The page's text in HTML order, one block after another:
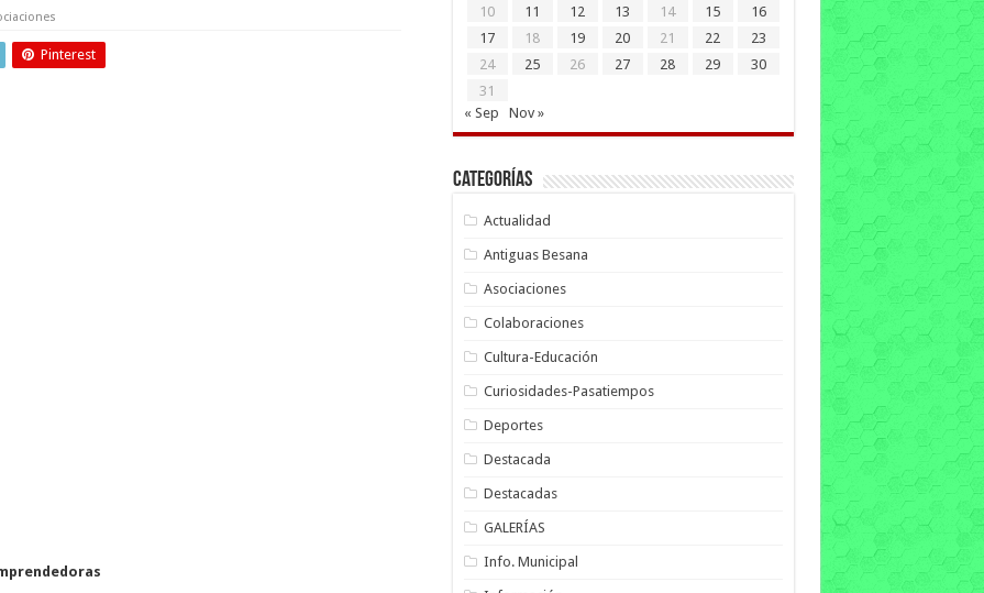
Pinterest
10
11 12 13 14 15
16
17
18 19 20 21 22
23
24
25 26 27 28 29
30
31
« Sep
Nov »
Categorías
Actualidad
Antiguas Besana
Asociaciones
Colaboraciones
Cultura-Educación
Curiosidades-Pasatiempos
Deportes
Destacada
Destacadas
GALERÍAS
Info. Municipal